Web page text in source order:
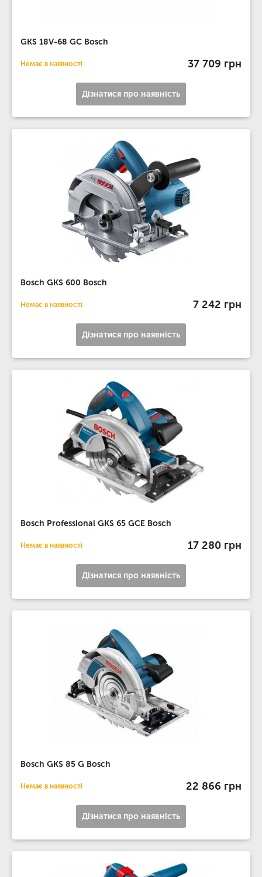
GKS 18V-68 GC Bosch
Немає в наявності 37 709 грн
Дізнатися про наявність
Bosch GKS 600 Bosch
Немає в наявності 7 242 грн
Дізнатися про наявність
Bosch Professional GKS 65 GCE Bosch
Немає в наявності 17 280 грн
Дізнатися про наявність
Bosch GKS 85 G Bosch
Немає в наявності 22 866 грн
Дізнатися про наявність